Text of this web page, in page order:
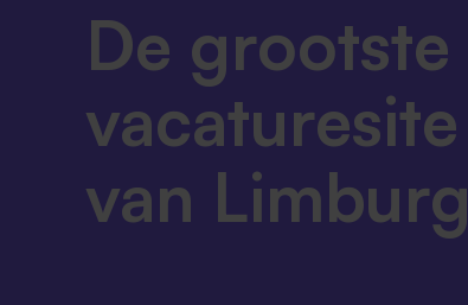
De grootste
vacaturesite
van Limburg